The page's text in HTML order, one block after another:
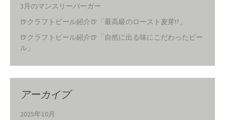
3月のマンスリーバーガー
🍺クラフトビール紹介🍺「最高級のロースト麦芽!?」
🍺クラフトビール紹介🍺「自然に出る味にこだわったビー
ル」
アーカイブ
2025年10月